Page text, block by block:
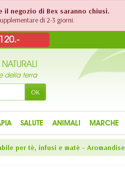
negozio di Bex saranno chiusi.
di 2-3 giorni.
della terra
OK
SALUTE ANIMALI MARCHE
per tè, infusi e matè - Aromandise